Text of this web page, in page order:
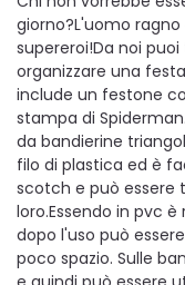
giorno?L'uomo
supereroi!Da noi
organizzare una
include un festone
stampa di
da bandierine
filo di plastica ed è
scotch e può essere
loro.Essendo in pvc
dopo l'uso può
poco spazio. Sulle